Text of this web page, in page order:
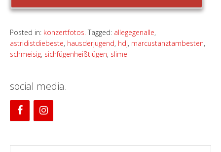
Posted in: konzertfotos. Tagged: allegegenalle,
astridistdiebeste, hausderjugend, hdj, marcustanztambesten,
schmeisig, sichfügenheißtlügen, slime
social media.